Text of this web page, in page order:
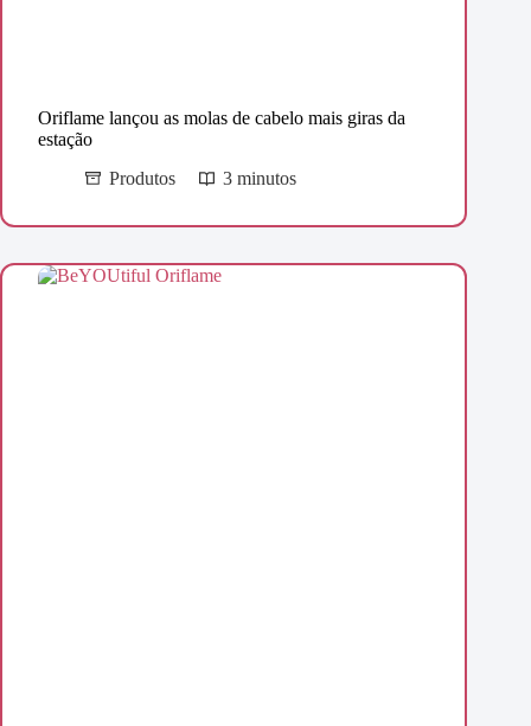
Oriflame lançou as molas de cabelo mais giras da
estação
Produtos
3 minutos